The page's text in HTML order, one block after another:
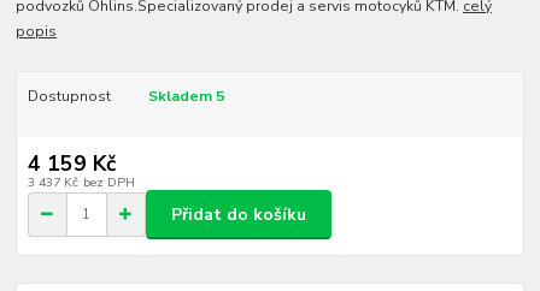
podvozků Öhlins.Specializovaný prodej a servis motocyků KTM. celý
popis
Dostupnost Skladem 5
4 159 Kč
3 437 Kč bez DPH
Přidat do košíku